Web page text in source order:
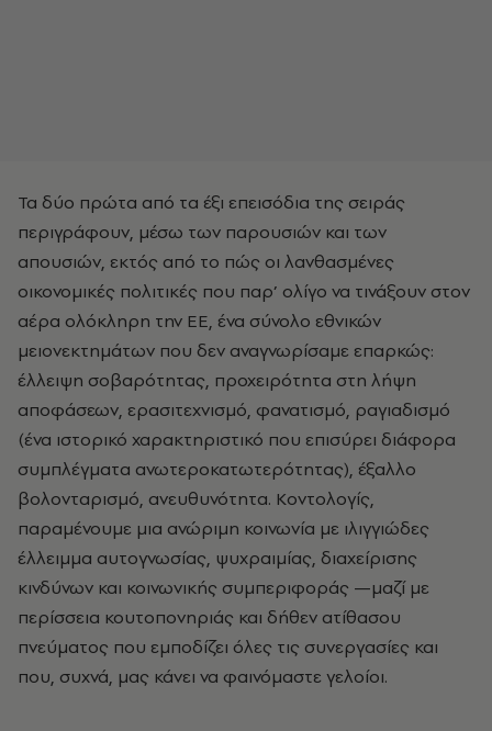
Τα δύο πρώτα από τα έξι επεισόδια της σειράς
περιγράφουν, μέσω των παρουσιών και των
απουσιών, εκτός από το πώς οι λανθασμένες
οικονομικές πολιτικές που παρ’ ολίγο να τινάξουν στον
αέρα ολόκληρη την ΕΕ, ένα σύνολο εθνικών
μειονεκτημάτων που δεν αναγνωρίσαμε επαρκώς:
έλλειψη σοβαρότητας, προχειρότητα στη λήψη
αποφάσεων, ερασιτεχνισμό, φανατισμό, ραγιαδισμό
(ένα ιστορικό χαρακτηριστικό που επισύρει διάφορα
συμπλέγματα ανωτεροκατωτερότητας), έξαλλο
βολονταρισμό, ανευθυνότητα. Κοντολογίς,
παραμένουμε μια ανώριμη κοινωνία με ιλιγγιώδες
έλλειμμα αυτογνωσίας, ψυχραιμίας, διαχείρισης
κινδύνων και κοινωνικής συμπεριφοράς —μαζί με
περίσσεια κουτοπονηριάς και δήθεν ατίθασου
πνεύματος που εμποδίζει όλες τις συνεργασίες και
που, συχνά, μας κάνει να φαινόμαστε γελοίοι.